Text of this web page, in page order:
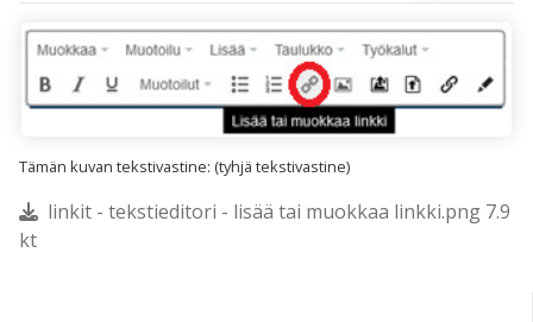
Tämän kuvan tekstivastine: (tyhjä tekstivastine)
linkit - tekstieditori - lisää tai muokkaa linkki.png 7.9
kt